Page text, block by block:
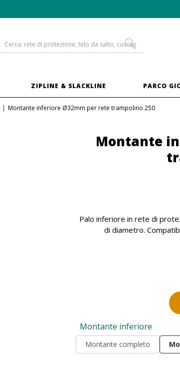
ZIPLINE & SLACKLINE PARCO
Montante inferiore Ø32mm per rete trampolino 250
Montante
Palo inferiore in rete di
di diametro.
Montante inferiore
Montante completo